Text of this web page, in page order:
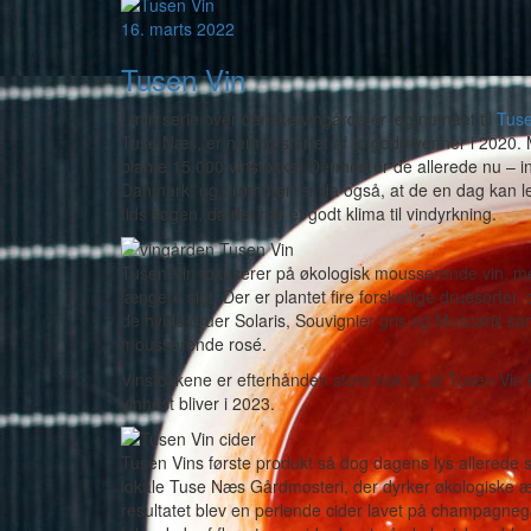
16. marts 2022
Tusen Vin
I min serie over danske vingårde er jeg nu nået til
Tuse Næs, er nemlig startet af to gode venner i
plante 15.000 vinstokke! Dermed er de allerede nu –
Danmark, og drømmen er da også, at de en dag
tids søgen, da det har et godt klima til vindyrkning.
Tusen Vin fokuserer på økologisk mousserende vin,
længere sigt. Der er plantet fire forskellige
de hvide druer Solaris, Souvignier gris og Muscaris
mousserende rosé.
Vinstokkene er efterhånden store nok til, at Tusen
vinhøst bliver i 2023.
Tusen Vins første produkt så dog dagens lys allerede
lokale Tuse Næs Gårdmosteri, der dyrker
resultatet blev en perlende cider lavet på